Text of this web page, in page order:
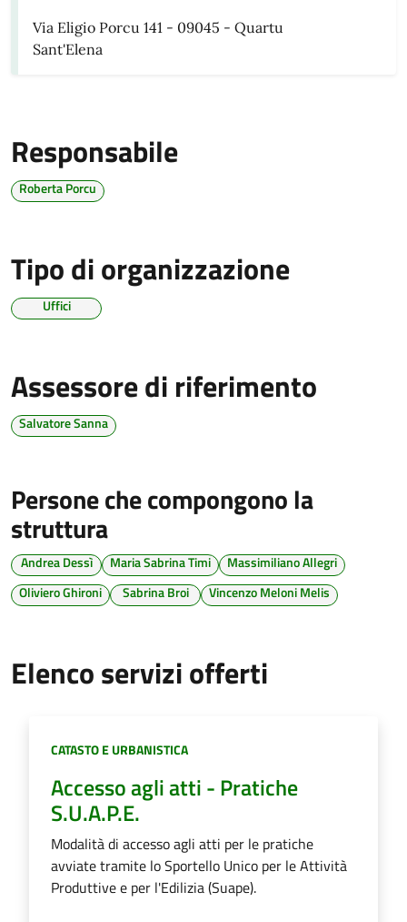
Via Eligio Porcu 141 - 09045 - Quartu
Sant'Elena
Responsabile
Roberta Porcu
Tipo di organizzazione
Uffici
Assessore di riferimento
Salvatore Sanna
Persone che compongono la
struttura
Andrea Dessì Maria Sabrina Timi
Massimiliano Allegri
Oliviero Ghironi
Sabrina Broi Vincenzo Meloni Melis
Elenco servizi offerti
Categoria:
CATASTO E URBANISTICA
Accesso agli atti - Pratiche
S.U.A.P.E.
Modalità di accesso agli atti per le pratiche
avviate tramite lo Sportello Unico per le Attività
Produttive e per l'Edilizia (Suape).